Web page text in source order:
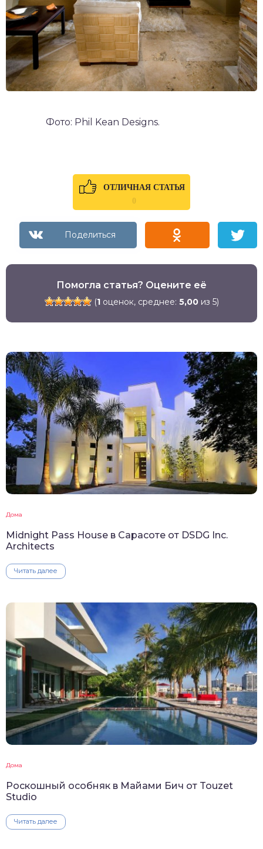
Фото: Phil Kean Designs.
ОТЛИЧНАЯ СТАТЬЯ
0
Помогла статья? Оцените её
(1оценок, среднее: 5,00из 5)
Дома
Midnight Pass House в Сарасоте от DSDG Inc.
Architects
Читать далее
Дома
Роскошный особняк в Майами Бич от Touzet
Studio
Читать далее